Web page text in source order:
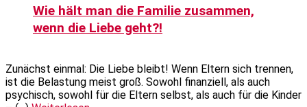
Wie hält man die Familie zusammen,
wenn die Liebe geht?!
Zunächst einmal: Die Liebe bleibt! Wenn Eltern sich trennen,
ist die Belastung meist groß. Sowohl finanziell, als auch
psychisch, sowohl für die Eltern selbst, als auch für die Kinder